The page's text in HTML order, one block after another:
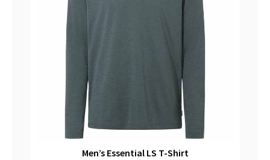
Men’s Essential LS T-Shirt